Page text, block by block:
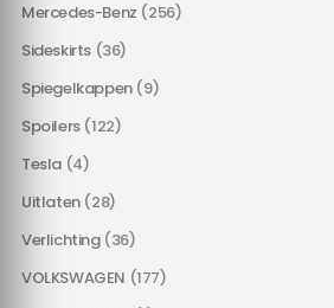
Mercedes-Benz (256)
Sideskirts (36)
Spiegelkappen (9)
Spoilers (122)
Tesla (4)
Uitlaten (28)
Verlichting (36)
VOLKSWAGEN (177)